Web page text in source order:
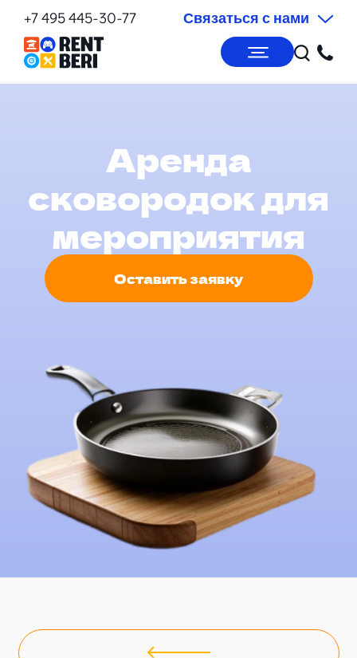
+7 495 445-30-77 Связаться с нами
Аренда
сковородок для
мероприятия
Оставить заявку